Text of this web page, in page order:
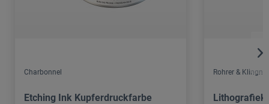
Charbonnel
Etching Ink Kupferdruckfarbe
Rohrer & Klingner